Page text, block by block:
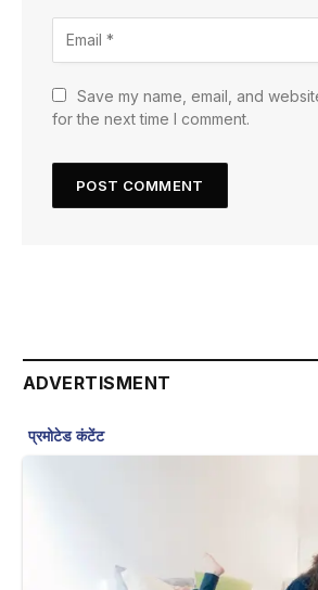
Save my name, email, and
for the next time I comment.
ADVERTISMENT